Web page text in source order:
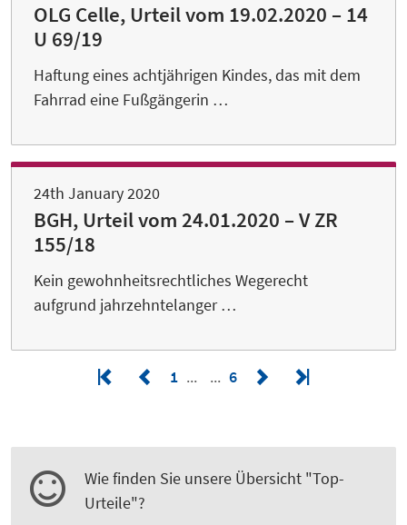
OLG Celle, Urteil vom 19.02.2020 – 14
U 69/19
Haftung eines achtjährigen Kindes, das mit dem
Fahrrad eine Fußgängerin …
24th January 2020
BGH, Urteil vom 24.01.2020 – V ZR
155/18
Kein gewohnheitsrechtliches Wegerecht
aufgrund jahrzehntelanger …
1 6
Wie finden Sie unsere Übersicht "Top-
Urteile"?